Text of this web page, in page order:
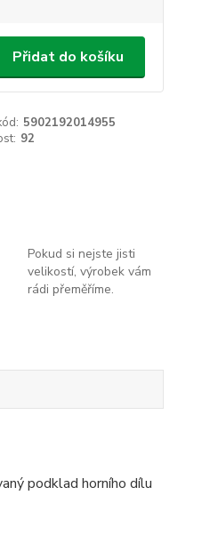
Přidat do košíku
5902192014955
92
Pokud si nejste jisti
velikostí, výrobek vám
rádi přeměříme.
podklad horního dílu